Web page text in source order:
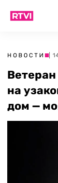
НОВОСТИ |
на
дом —